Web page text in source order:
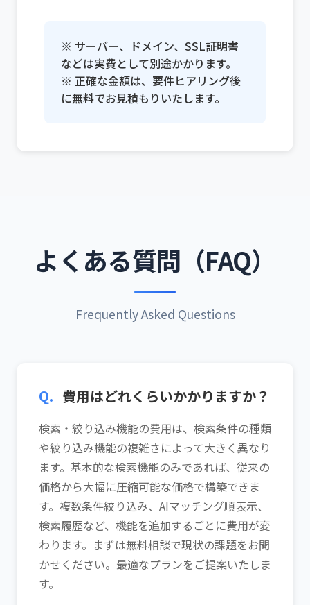
※ サーバー、ドメイン、SSL証明書
などは実費として別途かかります。
※ 正確な金額は、要件ヒアリング後
に無料でお見積もりいたします。
よくある質問（FAQ）
Frequently Asked Questions
Q. 費用はどれくらいかかりますか？
検索・絞り込み機能の費用は、検索条件の種類
や絞り込み機能の複雑さによって大きく異なり
ます。基本的な検索機能のみであれば、従来の
価格から大幅に圧縮可能な価格で構築できま
す。複数条件絞り込み、AIマッチング順表示、
検索履歴など、機能を追加するごとに費用が変
わります。まずは無料相談で現状の課題をお聞
かせください。最適なプランをご提案いたしま
す。